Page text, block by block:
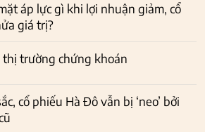
áp lực gì khi lợi nhuận giảm, cổ
giá trị?
thị trường chứng khoán
cổ phiếu Hà Đô vẫn bị ‘neo’ bởi